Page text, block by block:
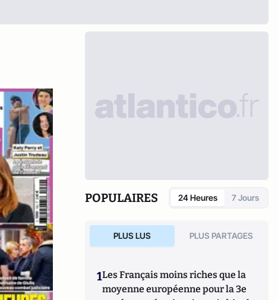
POPULAIRES 24 Heures 7 Jours
PLUS LUS PLUS PARTAGES
1Les Français moins riches que la
moyenne européenne pour la 3e